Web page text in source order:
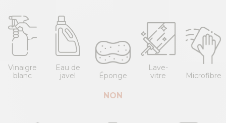
Vinaigre
blanc
Eau de
javel
Éponge
Lave-
vitre
Microfibre
NON